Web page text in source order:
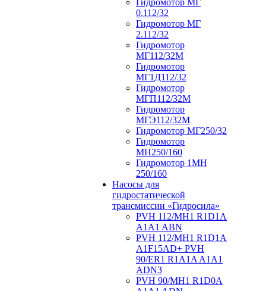
Гидромотор МГ
0.112/32
Гидромотор МГ
2.112/32
Гидромотор
МГ112/32М
Гидромотор
МГ1Д112/32
Гидромотор
МГП112/32М
Гидромотор
МГЭ112/32M
Гидромотор МГ250/32
Гидромотор
МН250/160
Гидромотор 1МН
250/160
Насосы для
гидростатической
трансмиссии «Гидросила»
PVH 112/MH1 R1D1A
A1A1 ABN
PVH 112/MH1 R1D1A
A1F15AD+ PVH
90/ER1 R1A1A A1A1
ADN3
PVH 90/MH1 R1D0A